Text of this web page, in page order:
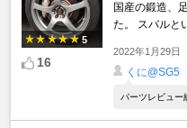
5
16
国産の鍛造、
た。 スバルと
2022年1月29日
くに@SG5
パーツレビュ